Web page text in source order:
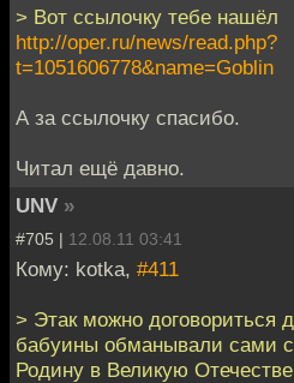
> Вот ссылочку тебе нашёл
http://oper.ru/news/read.php?
t=1051606778&name=Goblin
А за ссылочку спасибо.
Читал ещё давно.
UNV »
#705 | 12.08.11 03:41
Кому: kotka, #411
> Этак можно договориться
бабуины обманывали сами
Родину в Великую